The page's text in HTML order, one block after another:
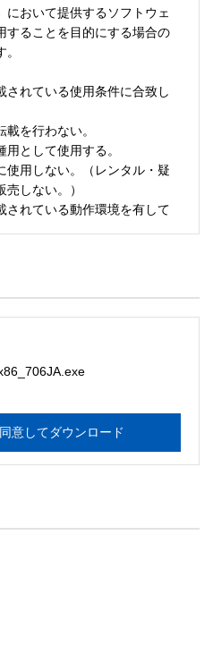
において提供するソフトウェ
することを目的にする場合の
。
されている使用条件に合致し
載を行わない。
用として使用する。
使用しない。（レンタル・疑
売しない。）
されている動作環境を有して
はリバースエンジニアリング
ートは行いません。搭載ソ
い
ド・導入はお客様の責任にお
意してダウンロード